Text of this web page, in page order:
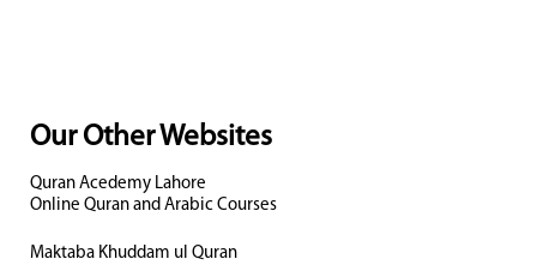
Our Other Websites
Quran Acedemy Lahore
Online Quran and Arabic Courses
Maktaba Khuddam ul Quran